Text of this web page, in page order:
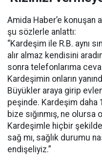
Amida Haber’e konuşan
şu sözlerle anlattı:
“Kardeşim ile R.B. aynı
alır almaz kendisini
sonra telefonlarıma
Kardeşimin onların
Büyükler araya girip
peşinde. Kardeşim daha
bize sığınmış, ne
Kardeşimle hiçbir
sağ mı, sağlık durumu
endişeliyiz.”